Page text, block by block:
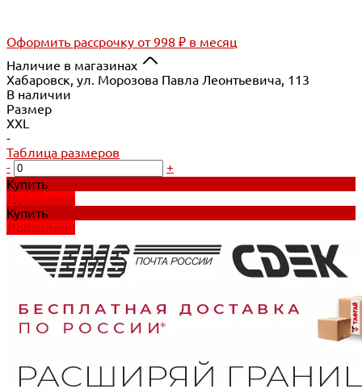
Оформить рассрочку от 998 ₽ в месяц
Наличие в магазинах
Хабаровск, ул. Морозова Павла Леонтьевича, 113
В наличии
Размер
XXL
-
Таблица размеров
-
+
Купить
Добавлено
Купить
Добавлено